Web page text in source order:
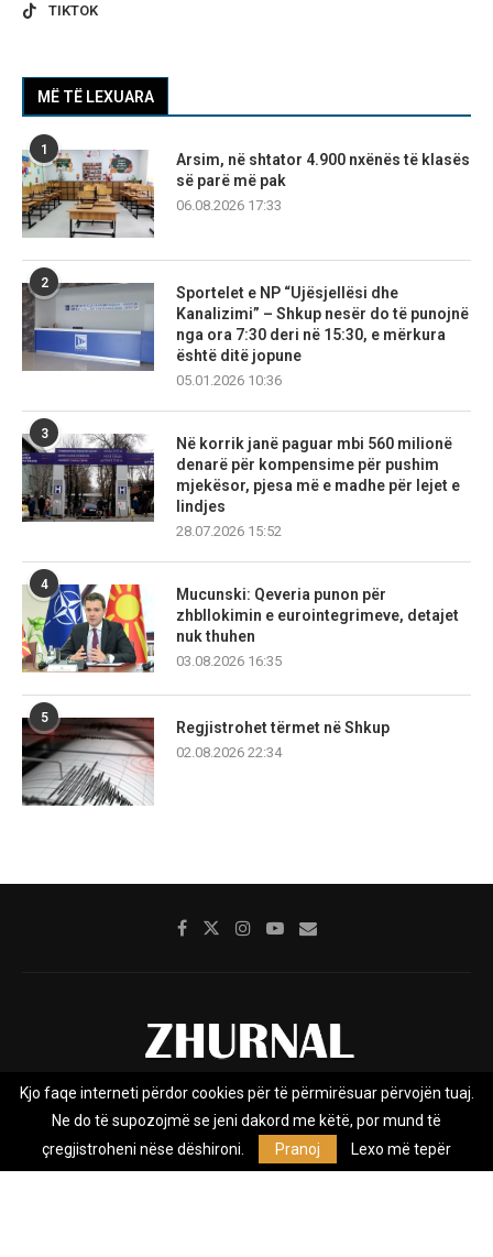
TIKTOK
MË TË LEXUARA
1
Arsim, në shtator 4.900 nxënës të klasës
së parë më pak
06.08.2026 17:33
2
Sportelet e NP “Ujësjellësi dhe
Kanalizimi” – Shkup nesër do të punojnë
nga ora 7:30 deri në 15:30, e mërkura
është ditë jopune
05.01.2026 10:36
3
Në korrik janë paguar mbi 560 milionë
denarë për kompensime për pushim
mjekësor, pjesa më e madhe për lejet e
lindjes
28.07.2026 15:52
4
Mucunski: Qeveria punon për
zhbllokimin e eurointegrimeve, detajet
nuk thuhen
03.08.2026 16:35
5
Regjistrohet tërmet në Shkup
02.08.2026 22:34
Rreth nesh Impresumi Marketing
Kontakt
Privacy Policy
Zhurnal.mk është Agjenci e Lajmeve e pavarur, e themeluar në vitin
Kjo faqe interneti përdor cookies për të përmirësuar përvojën tuaj.
Ne do të supozojmë se jeni dakord me këtë, por mund të
çregjistroheni nëse dëshironi.
Pranoj Lexo më tepër